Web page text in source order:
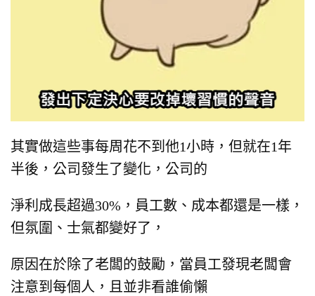
其實做這些事每周花不到他1小時， 但就在1年
半後，公司發生了變化， 公司的
淨利成長超過30%， 員工數、成本都還是一樣，
但氛圍、士氣都變好了，
原因在於除了老闆的鼓勵， 當員工發現老闆會
注意到每個人， 且並非看誰偷懶